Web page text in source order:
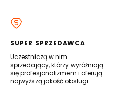
SUPER SPRZEDAWCA
Uczestniczą w nim
sprzedający, którzy wyróżniają
się profesjonalizmem i oferują
najwyższą jakość obsługi.